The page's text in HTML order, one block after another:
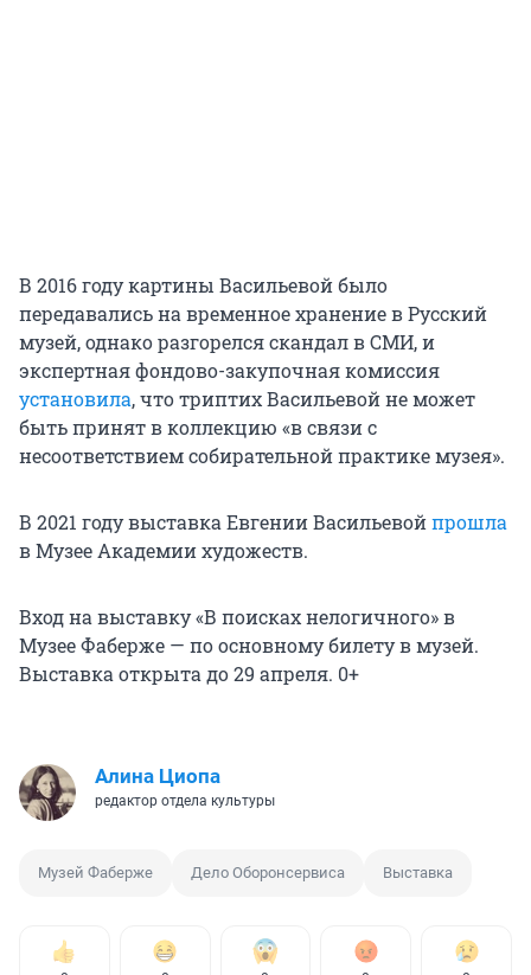
В 2016 году картины Васильевой было
передавались на временное хранение в Русский
музей, однако разгорелся скандал в СМИ, и
экспертная фондово-закупочная комиссия
установила, что триптих Васильевой не может
быть принят в коллекцию «в связи с
несоответствием собирательной практике музея».
В 2021 году выставка Евгении Васильевойпрошла
в Музее Академии художеств.
Вход на выставку «В поисках нелогичного» в
Музее Фаберже — по основному билету в музей.
Выставка открыта до29 апреля. 0+
Алина Циопа
редактор отдела культуры
Музей Фаберже Дело Оборонсервиса Выставка